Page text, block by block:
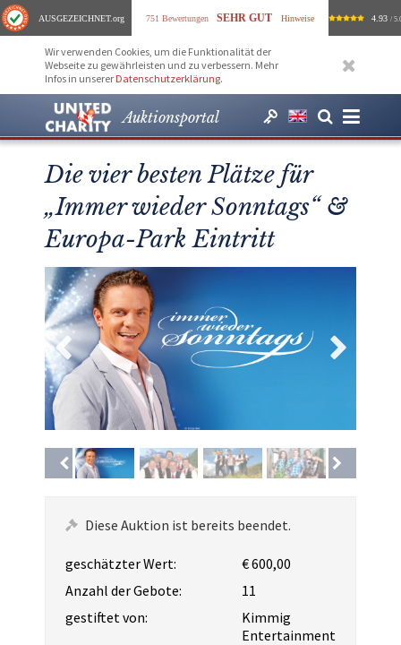
AUSGEZEICHNET.org 751 Bewertungen SEHR GUT Hinweise 4.93 /
Wir verwenden Cookies, um die Funktionalität der
Webseite zu gewährleisten und zu verbessern. Mehr
Infos in unserer Datenschutzerklärung.
Auktionsportal
Die vier besten Plätze für
„Immer wieder Sonntags“ &
Europa-Park Eintritt
Diese Auktion ist bereits beendet.
geschätzter Wert:
€ 600,00
Anzahl der Gebote:
11
gestiftet von:
Kimmig
Entertainment